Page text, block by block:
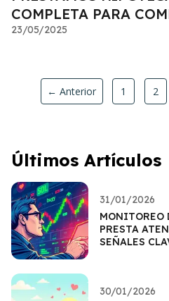
COMPLETA PARA
23/05/2025
← Anterior 1 2
Últimos Artículos
31/01/2026
MONITOREO
PRESTA
SEÑALES
30/01/2026